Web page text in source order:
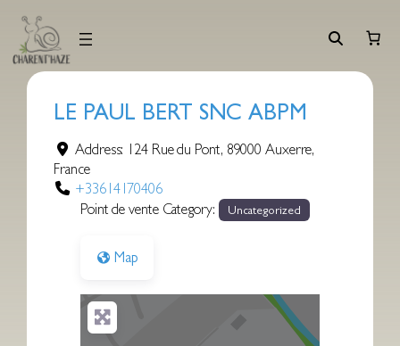
contenu
LE PAUL BERT SNC ABPM
Address: 124 Rue du Pont, 89000 Auxerre,
France
+33614170406
Point de vente Category:
Uncategorized
Map